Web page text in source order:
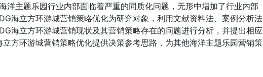
洋主题乐园行业内部面临着严重的同质化问题，无形中增加了行业内部
海立方环游城营销策略优化为研究对象，利用文献资料法、案例分析法
海立方环游城营销现状及其营销策略存在的问题进行分析，并提出相应
方环游城营销策略优化提供决策参考思路，为其他海洋主题乐园营销策